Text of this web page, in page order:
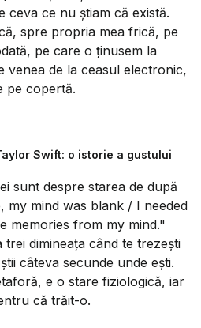
ceva ce nu știam că există.
spre propria mea frică, pe
pe care o ținusem la
venea de la ceasul electronic,
pe copertă.
Swift: o istorie a gustului
sunt despre starea de după
my mind was blank / I needed
memories from my mind."
trei dimineața când te trezești
câteva secunde unde ești.
e o stare fiziologică, iar
că trăit-o.